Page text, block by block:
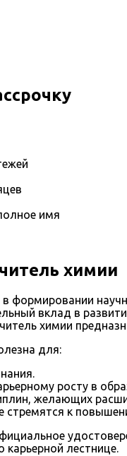
имя
химии
формировании
вклад в
химии
для:
росту в
желающих
стремятся к
карьерной лестнице.